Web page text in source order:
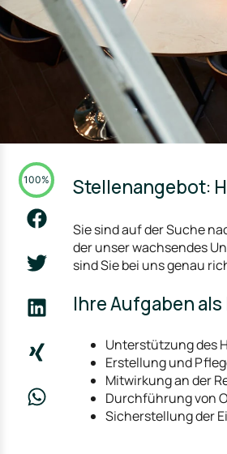
100% Stellenangebot:
Sie sind auf der Suche
der unser wachsendes
sind Sie bei uns genau
Ihre Aufgaben
Unterstützung des
Erstellung und
Mitwirkung an der
Durchführung von
Sicherstellung der